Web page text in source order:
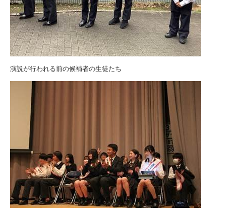
演説が行われる前の候補者の生徒たち